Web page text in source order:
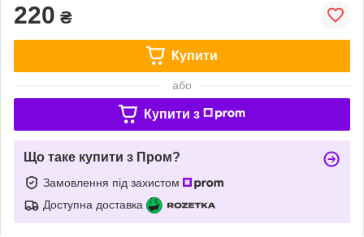
220 ₴
Купити
або
Купити з
Що таке купити з Пром?
Замовлення під захистом
Доступна доставка